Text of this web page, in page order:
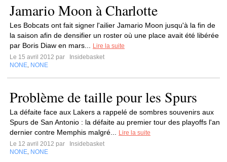
Jamario Moon à Charlotte
Les Bobcats ont fait signer l'ailier Jamario Moon jusqu'à la fin de
la saison afin de densifier un roster où une place avait été libérée
par Boris Diaw en mars...
Lire la suite
Le 15 avril 2012 par
Insidebasket
NONE NONE
Problème de taille pour les Spurs
La défaite face aux Lakers a rappelé de sombres souvenirs aux
Spurs de San Antonio : la défaite au premier tour des playoffs l'an
dernier contre Memphis malgré...
Lire la suite
Le 12 avril 2012 par
Insidebasket
NONE NONE